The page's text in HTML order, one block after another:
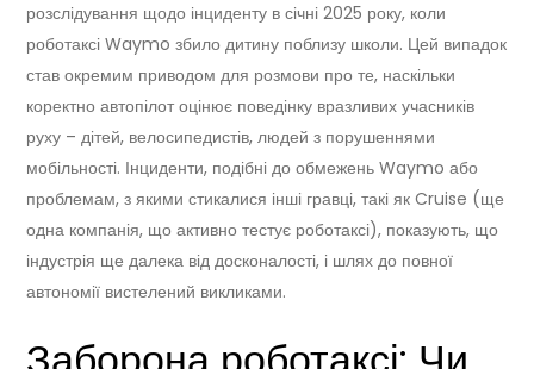
розслідування щодо інциденту в січні 2025 року, коли
роботаксі Waymo збило дитину поблизу школи. Цей випадок
став окремим приводом для розмови про те, наскільки
коректно автопілот оцінює поведінку вразливих учасників
руху – дітей, велосипедистів, людей з порушеннями
мобільності. Інциденти, подібні до обмежень Waymo або
проблемам, з якими стикалися інші гравці, такі як Cruise (ще
одна компанія, що активно тестує роботаксі), показують, що
індустрія ще далека від досконалості, і шлях до повної
автономії вистелений викликами.